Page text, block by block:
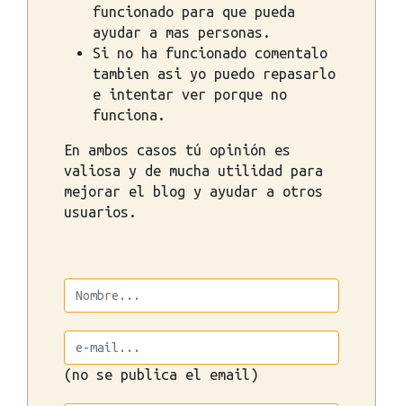
funcionado para que pueda
ayudar a mas personas.
Si no ha funcionado comentalo
tambien asi yo puedo repasarlo
e intentar ver porque no
funciona.
En ambos casos tú opinión es
valiosa y de mucha utilidad para
mejorar el blog y ayudar a otros
usuarios.
(no se publica el email)